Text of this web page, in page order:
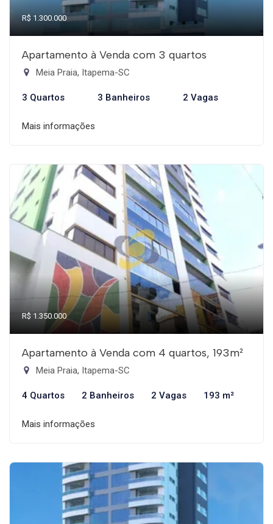
R$ 1.300.000
Apartamento à Venda com 3 quartos
Meia Praia, Itapema-SC
3 Quartos 3 Banheiros 2 Vagas
Mais informações
R$ 1.350.000
Apartamento à Venda com 4 quartos, 193m²
Meia Praia, Itapema-SC
4 Quartos 2 Banheiros 2 Vagas 193 m²
Mais informações